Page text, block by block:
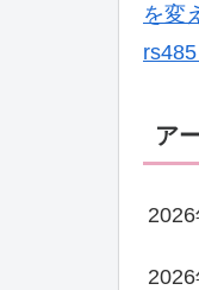
を変
ア
2026
2026